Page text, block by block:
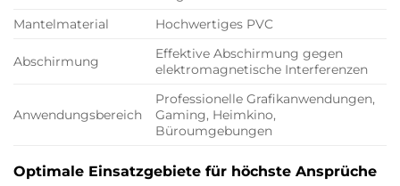
Mantelmaterial
Hochwertiges PVC
Abschirmung
Effektive Abschirmung gegen
elektromagnetische Interferenzen
Anwendungsbereich
Professionelle Grafikanwendungen,
Gaming, Heimkino,
Büroumgebungen
Optimale Einsatzgebiete für höchste Ansprüche